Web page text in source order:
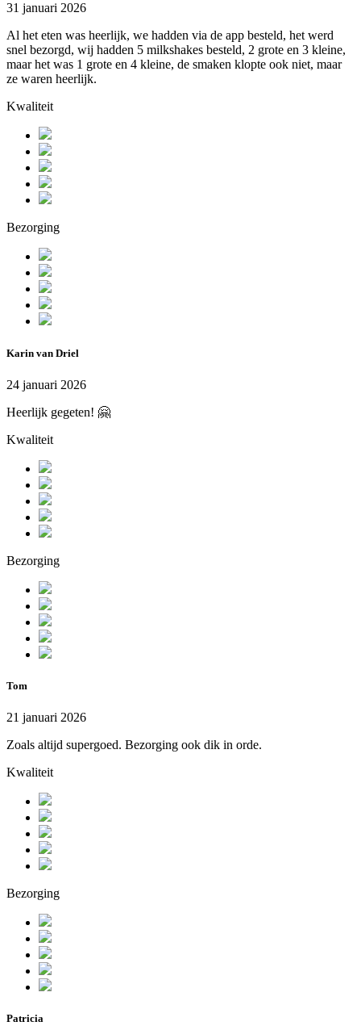
31 januari 2026
Al het eten was heerlijk, we hadden via de app besteld, het werd
snel bezorgd, wij hadden 5 milkshakes besteld, 2 grote en 3 kleine,
maar het was 1 grote en 4 kleine, de smaken klopte ook niet, maar
ze waren heerlijk.
Kwaliteit
Bezorging
Karin van Driel
24 januari 2026
Heerlijk gegeten! 🤗
Kwaliteit
Bezorging
Tom
21 januari 2026
Zoals altijd supergoed. Bezorging ook dik in orde.
Kwaliteit
Bezorging
Patricia